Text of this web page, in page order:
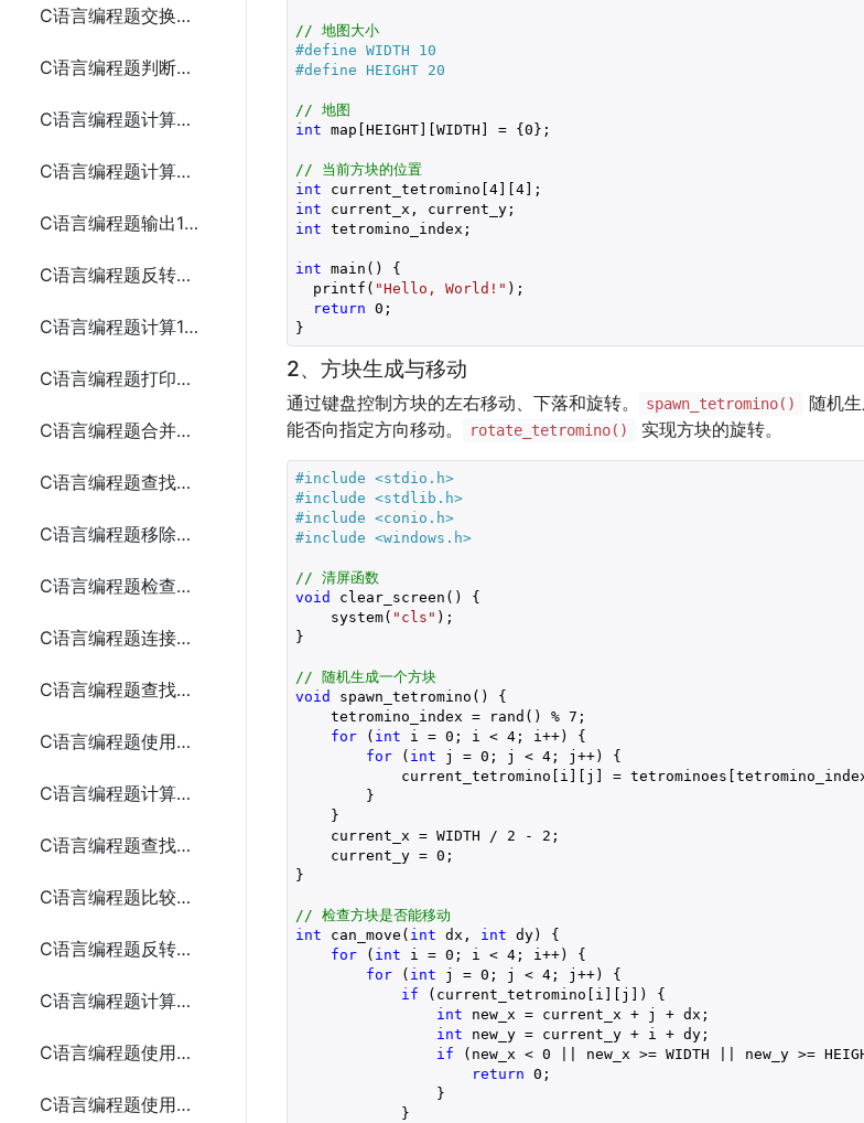
C语言编程题交换两个变量的值
C语言编程题判断一个年份是否为闰年
C语言编程题计算从1到n的自然数之和
C语言编程题计算一个整数的各位数字之和
C语言编程题输出1到100之间的所有素数
C语言编程题反转一个整数
C语言编程题计算1到n的所有偶数之和
C语言编程题打印金字塔形图案
C语言编程题合并两个数组
C语言编程题查找数组中的重复元素
C语言编程题移除数组中的重复元素
C语言编程题检查两个数组是否相等
C语言编程题连接两个字符串
C语言编程题查找一个字符串中的所有元音字母
C语言编程题使用指针交换两个变量的值
C语言编程题计算数组元素的和（使用指针）
C语言编程题查找数组中的最大值（使用指针）
C语言编程题比较两个字符串（使用指针）
C语言编程题反转一个字符串（使用指针）
C语言编程题计算动态分配内存存储n个整数的和
C语言编程题使用指针和函数计算两个整数的最大公约数
C语言编程题使用指针和函数实现字符串的连接
// 地图大小
#define WIDTH 10
#define HEIGHT 20
// 地图
int map[HEIGHT][WIDTH] = {0};
// 当前方块的位置
int current_tetromino[4][4
int
int tetromino_index;
int main() {
  printf(
"Hello, World!" );
return 0 ;
}
2、方块生成与移动
通过键盘控制方块的左右移动、下落和旋转。 spawn_tetromino() 随机生
能否向指定方向移动。
rotate_tetromino() 实现方块的旋转。
#include <stdio.h>
#include <stdlib.h>
#include <conio.h>
#include <windows.h>
// 清屏函数
void clear_screen() {
    system(
"cls" );
}
// 随机生成一个方块
void spawn_tetromino() {
    tetromino_index = rand() %
7 ;
for ( int i = 0 ; i < 4; i++) {
for ( int j = 0 ; j < 4; j++) {
current_tetromino[i][j] =
        }
    }
    current_x = WIDTH /
2 - 2 ;
    current_y =
0 ;
}
// 检查方块是否能移动
int can_move( int dx, int dy) {
for ( int i = 0 ; i < 4; i++) {
for ( int j = 0 ; j < 4; j++) {
if (current_tetromino[i][j]) {
int new_x = current_x + j + dx;
int new_y = current_y + i + dy;
if (new_x < 0 || new_x >= WIDTH || new_y >=
return 0 ;
                }
            }